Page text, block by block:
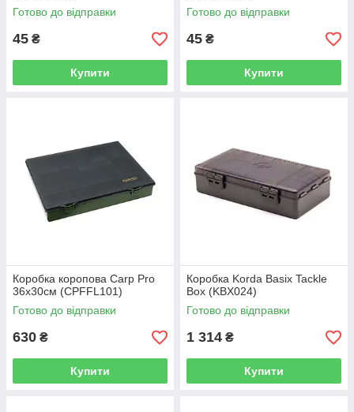
Готово до відправки
45 ₴
Купити
Готово до відправки
45 ₴
Купити
Коробка коропова Carp Pro
36х30см (CPFFL101)
Готово до відправки
630 ₴
Купити
Коробка Korda Basix Tackle
Box (KBX024)
Готово до відправки
1 314 ₴
Купити